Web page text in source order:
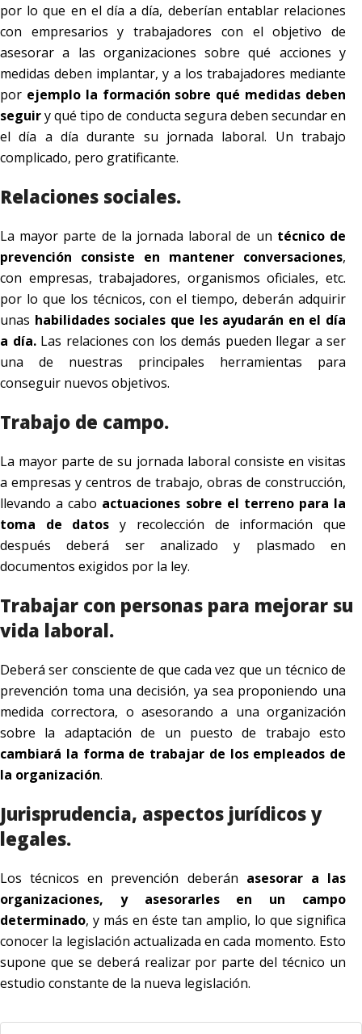
por lo que en el día a día, deberían entablar relaciones
con empresarios y trabajadores con el objetivo de
asesorar a las organizaciones sobre qué acciones y
medidas deben implantar, y a los trabajadores mediante
por ejemplo la formación sobre qué medidas deben
seguiry qué tipo de conducta segura deben secundar en
el día a día durante su jornada laboral. Un trabajo
complicado, pero gratificante.
Relaciones sociales.
La mayor parte de la jornada laboral de un técnico de
prevención consiste en mantener conversaciones,
con empresas, trabajadores, organismos oficiales, etc.
por lo que los técnicos, con el tiempo, deberán adquirir
unas habilidades sociales que les ayudarán en el día
a día.Las relaciones con los demás pueden llegar a ser
una de nuestras principales herramientas para
conseguir nuevos objetivos.
Trabajo de campo.
La mayor parte de su jornada laboral consiste en visitas
a empresas y centros de trabajo, obras de construcción,
llevando a cabo actuaciones sobre el terreno para la
toma de datos y recolección de información que
después deberá ser analizado y plasmado en
documentos exigidos por la ley.
Trabajar con personas para mejorar su
vida laboral.
Deberá ser consciente de que cada vez que un técnico de
prevención toma una decisión, ya sea proponiendo una
medida correctora, o asesorando a una organización
sobre la adaptación de un puesto de trabajo esto
cambiará la forma de trabajar de los empleados de
la organización.
Jurisprudencia, aspectos jurídicos y
legales.
Los técnicos en prevención deberán asesorar a las
organizaciones, y asesorarles en un campo
determinado, y más en éste tan amplio, lo que significa
conocer la legislación actualizada en cada momento. Esto
supone que se deberá realizar por parte del técnico un
estudio constante de la nueva legislación.